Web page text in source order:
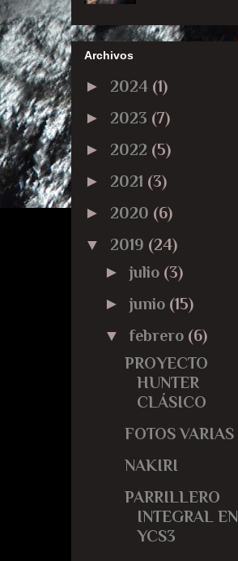
Archivos
► 2024 (1)
► 2023 (7)
► 2022 (5)
► 2021 (3)
► 2020 (6)
▼ 2019 (24)
►julio (3)
►junio (15)
▼ febrero (6)
PROYECTO
HUNTER
CLÁSICO
FOTOS VARIAS
NAKIRI
PARRILLERO
INTEGRAL EN
YCS3